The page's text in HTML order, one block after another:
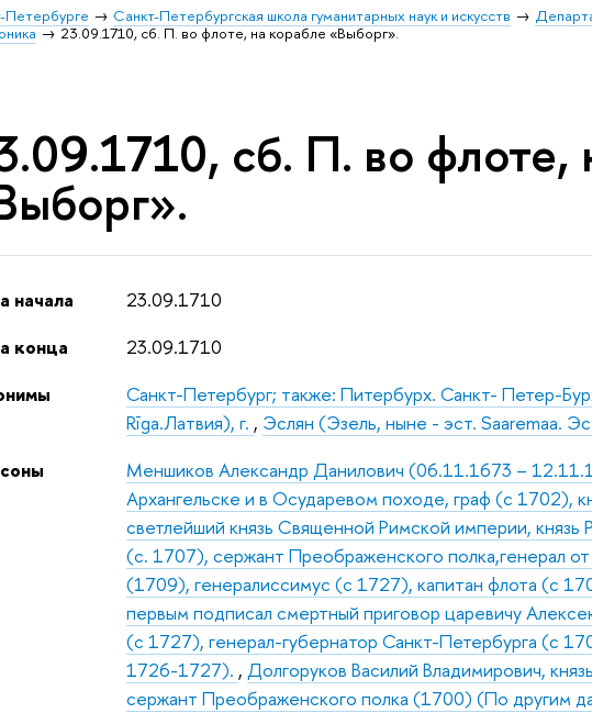
Санкт-Петербургская школа гуманитарных наук и искусств
23.09.1710, сб. П. во флоте, на корабле «Выборг».
сб. П. во флоте,
начала
23.09.1710
конца
23.09.1710
Санкт-Петербург; также: Питербурх. Санкт- Петер-
Rīga.Латвия), г. , Эслян (Эзель, ныне - эст. Saaremaa.
Меншиков Александр Данилович (06.11.1673 –
Архангельске и в Осударевом походе, граф (с 1702),
светлейший князь Священной Римской империи, князь
(с. 1707), сержант Преображенского полка,генерал
(1709), генералиссимус (с 1727), капитан флота (с
первым подписал смертный приговор царевичу
(с 1727), генерал-губернатор Санкт-Петербурга (с
1726-1727). ,Долгоруков Василий Владимирович,
сержант Преображенского полка (1700) (По другим